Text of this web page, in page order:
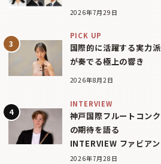
2026年7月29日
PICK UP
国際的に活躍する実力
が奏でる極上の響き
2026年8月2日
INTERVIEW
神戸国際フルートコン
の期待を語る
INTERVIEW ファビア
2026年7月28日